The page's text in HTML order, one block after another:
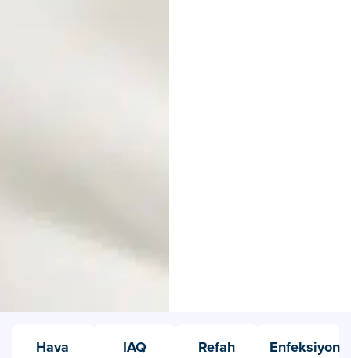
Hava
IAQ
Refah
Enfeksiyon